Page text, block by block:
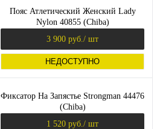
Пояс Атлетический Женский Lady
Nylon 40855 (Chiba)
3 900 руб. / шт
НЕДОСТУПНО
Фиксатор На Запястье Strongman 44476
(Chiba)
1 520 руб. / шт